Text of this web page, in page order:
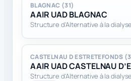
BLAGNAC (31)
AAIR UAD BLAGNAC
Structure d'Alternative à la
CASTELNAU D ESTRETEFONDS
AAIR UAD CASTELNAU
Structure d'Alternative à la